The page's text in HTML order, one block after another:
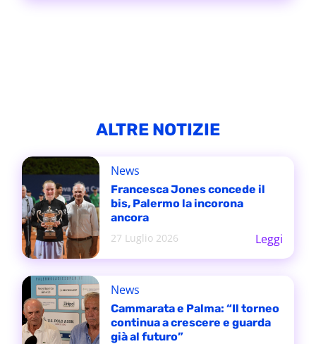
ALTRE NOTIZIE
News
Francesca Jones concede il
bis, Palermo la incorona
ancora
27 Luglio 2026
Leggi
News
Cammarata e Palma: “Il torneo
continua a crescere e guarda
già al futuro”